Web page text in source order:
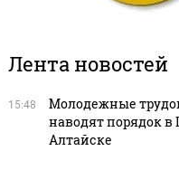
Лента новостей
15:48
Молодежные
наводят порядок в
Алтайске